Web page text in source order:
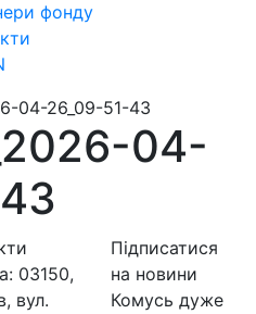
фонду
04-26_09-51-43
04-
03150,
вул.
Підписатися
на новини
Комусь дуже